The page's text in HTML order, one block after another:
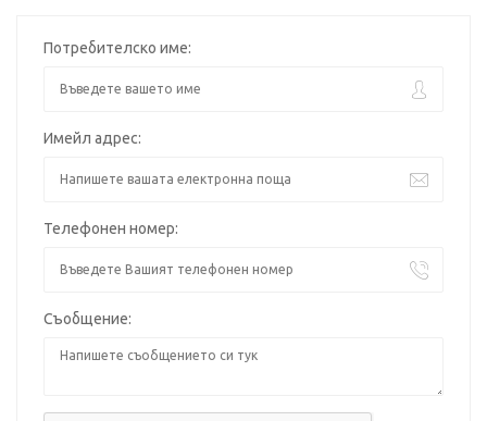
Потребителско име:
Имейл адрес:
Телефонен номер:
Съобщение: